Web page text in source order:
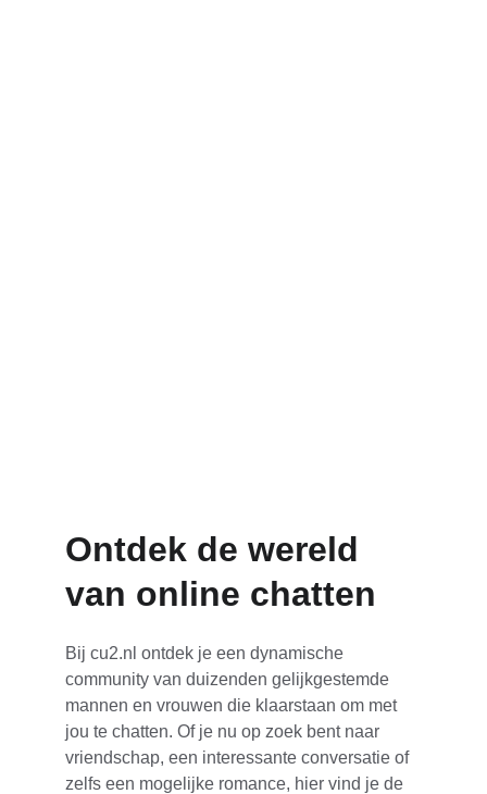
Ontdek de wereld
van online chatten
Bij cu2.nl ontdek je een dynamische
community van duizenden gelijkgestemde
mannen en vrouwen die klaarstaan om met
jou te chatten. Of je nu op zoek bent naar
vriendschap, een interessante conversatie of
zelfs een mogelijke romance, hier vind je de